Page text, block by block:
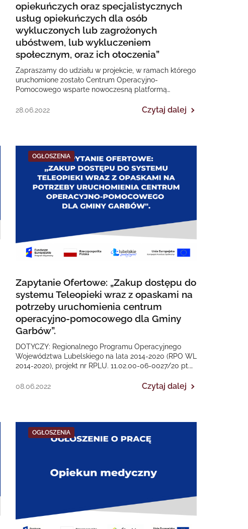
opiekuńczych oraz specjalistycznych
usług opiekuńczych dla osób
wykluczonych lub zagrożonych
ubóstwem, lub wykluczeniem
społecznym, oraz ich otoczenia”
Zapraszamy do udziału w projekcie, w ramach którego
uruchomione zostało Centrum Operacyjno-
Pomocowego wsparte nowoczesną platformą
wykluczone lub zagrożone…
28.06.2022 Czytaj dalej
OGŁOSZENIA
Zapytanie Ofertowe: „Zakup dostępu do
systemu Teleopieki wraz z opaskami na
potrzeby uruchomienia centrum
operacyjno-pomocowego dla Gminy
Garbów”.
DOTYCZY: Regionalnego Programu Operacyjnego
Województwa Lubelskiego na lata 2014-2020 (RPO WL
2014-2020), projekt nr RPLU. 11.02.00-06-0027/20 pt.
08.06.2022
Czytaj dalej
OGŁOSZENIA